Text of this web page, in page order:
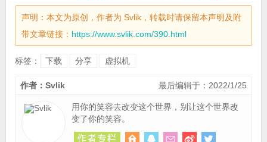
声明：本文为原创，作者为 Svlik，转载时请保留本声明及附
带文章链接： https://www.svlik.com/390.html
标签： 下载 分享 虚拟机
最后编辑于：2022/1/25
作者：Svlik
用你的笑容去改变这个世界，别让这个世界改
变了你的笑容。